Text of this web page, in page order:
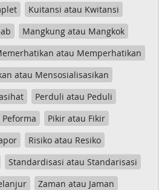
Kuitansi atau Kwitansi
Mangkung atau Mangkok
atau Memperhatikan
atau Mensosialisasikan
Perduli atau Peduli
Pikir atau Fikir
Risiko atau Resiko
Standardisasi atau Standarisasi
Zaman atau Jaman